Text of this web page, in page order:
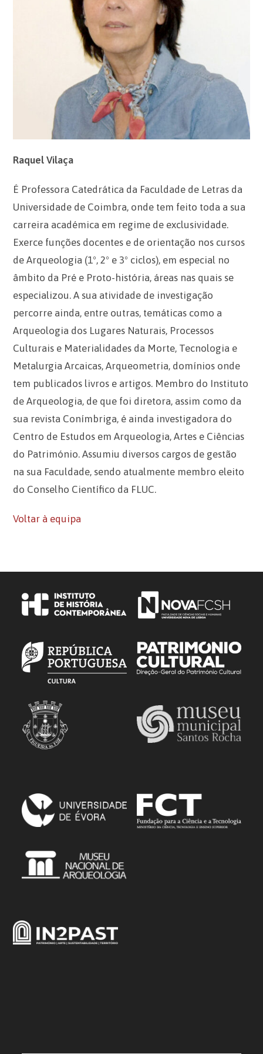
Raquel Vilaça
É Professora Catedrática da Faculdade de Letras da
Universidade de Coimbra, onde tem feito toda a sua
carreira académica em regime de exclusividade.
Exerce funções docentes e de orientação nos cursos
de Arqueologia (1º, 2º e 3º ciclos), em especial no
âmbito da Pré e Proto-história, áreas nas quais se
especializou. A sua atividade de investigação
percorre ainda, entre outras, temáticas como a
Arqueologia dos Lugares Naturais, Processos
Culturais e Materialidades da Morte, Tecnologia e
Metalurgia Arcaicas, Arqueometria, domínios onde
tem publicados livros e artigos. Membro do Instituto
de Arqueologia, de que foi diretora, assim como da
sua revista Conímbriga, é ainda investigadora do
Centro de Estudos em Arqueologia, Artes e Ciências
do Património. Assumiu diversos cargos de gestão
na sua Faculdade, sendo atualmente membro eleito
do Conselho Científico da FLUC.
Voltar à equipa